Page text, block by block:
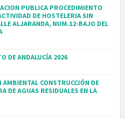
PUBLICA PROCEDIMIENTO
DE HOSTELERIA SIN
ALJARANDA, NUM.12-BAJO DEL
DE ANDALUCÍA 2026
CONSTRUCCIÓN DE
DE AGUAS RESIDUALES EN LA